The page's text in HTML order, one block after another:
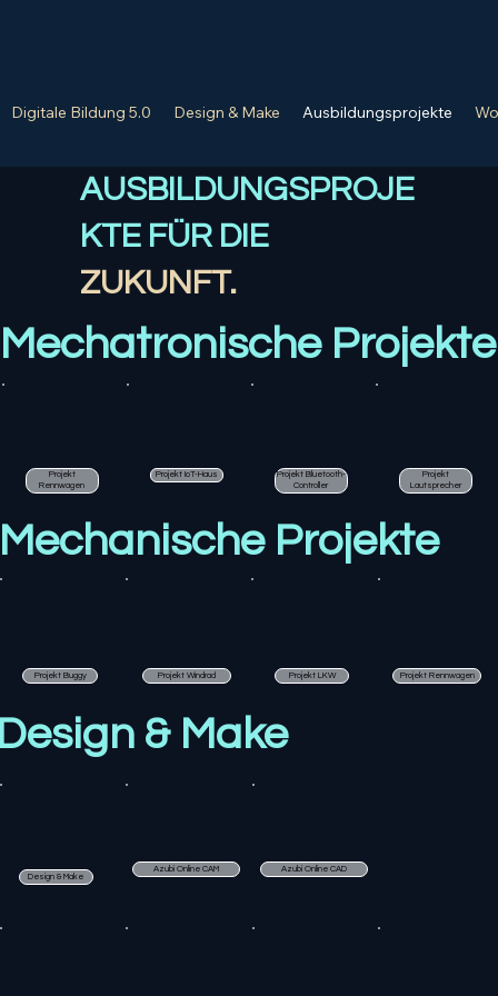
Digitale Bildung 5.0 Design & Make Ausbildungsprojekte
AUSBILDUNGSPROJE
KTE FÜR DIE
ZUKUNFT.
Mechatronische Projekte
Projekt
Rennwagen
Projekt IoT-Haus
Projekt Bluetooth-
Controller
Projekt
Lautsprecher
Mechanische Projekte
Projekt Buggy Projekt Windrad Projekt LKW Projekt Rennwagen
& Make
Design & Make
Azubi Online CAM Azubi Online CAD